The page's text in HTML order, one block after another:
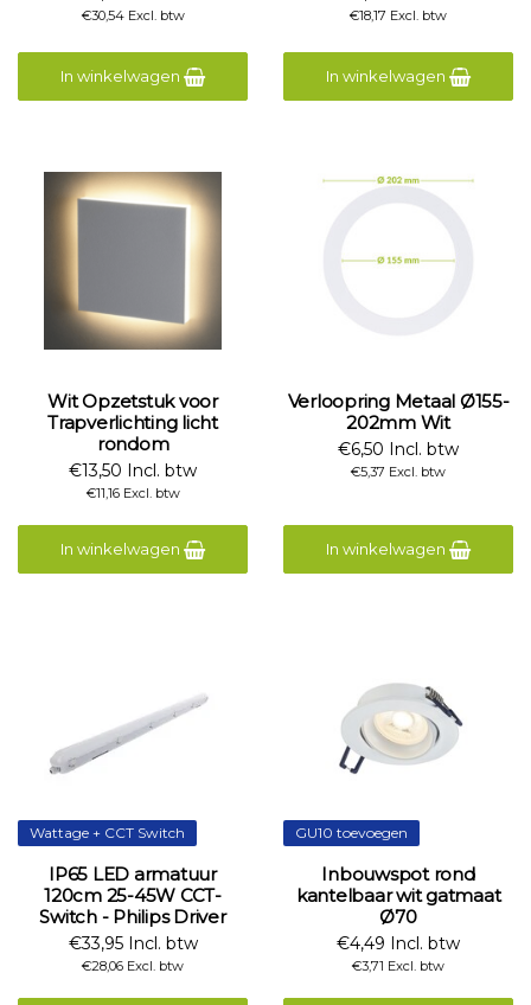
€30,54 Excl. btw
In winkelwagen
€18,17 Excl. btw
In winkelwagen
Wit Opzetstuk voor
Trapverlichting licht
rondom
€13,50 Incl. btw
€11,16 Excl. btw
In winkelwagen
Verloopring Metaal Ø155-
202mm Wit
€6,50 Incl. btw
€5,37 Excl. btw
In winkelwagen
Wattage + CCT Switch
IP65 LED armatuur
120cm 25-45W CCT-
Switch - Philips Driver
€33,95 Incl. btw
€28,06 Excl. btw
GU10 toevoegen
Inbouwspot rond
kantelbaar wit gatmaat
Ø70
€4,49 Incl. btw
€3,71 Excl. btw